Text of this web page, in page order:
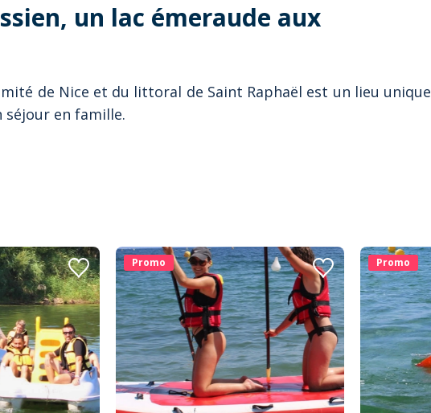
un lac émeraude aux
de Nice et du littoral de Saint Raphaël est un lieu unique
séjour en famille.
Promo Promo